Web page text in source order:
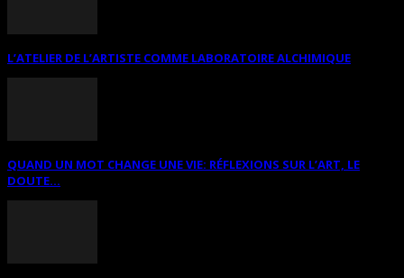
L’ATELIER DE L’ARTISTE COMME LABORATOIRE ALCHIMIQUE
QUAND UN MOT CHANGE UNE VIE: RÉFLEXIONS SUR L’ART, LE
DOUTE...